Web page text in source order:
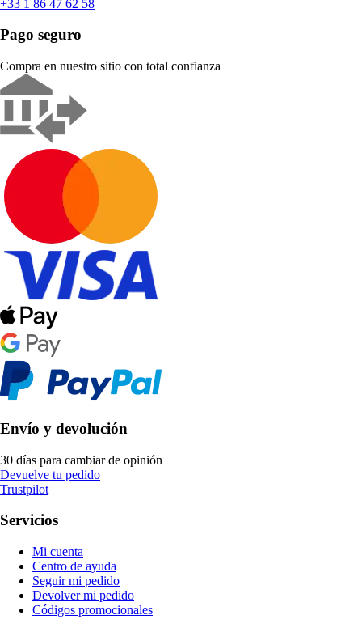
+33 1 86 47 62 58
Pago seguro
Compra en nuestro sitio con total confianza
Envío y devolución
30 días para cambiar de opinión
Devuelve tu pedido
Trustpilot
Servicios
Mi cuenta
Centro de ayuda
Seguir mi pedido
Devolver mi pedido
Códigos promocionales